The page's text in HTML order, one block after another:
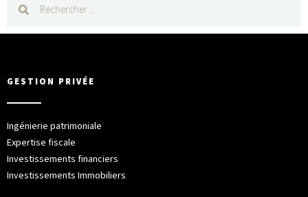
GESTION PRIVÉE
Ingénierie patrimoniale
Expertise fiscale
Investissements financiers
Investissements Immobiliers